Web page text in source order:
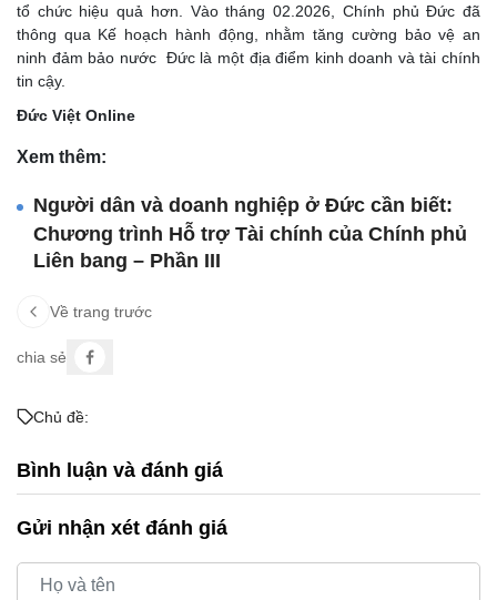
tổ chức hiệu quả hơn. Vào tháng 02.2026, Chính phủ Đức đã
thông qua Kế hoạch hành động, nhằm tăng cường bảo vệ an
ninh đảm bảo nước Đức là một địa điểm kinh doanh và tài chính
tin cậy.
Đức Việt Online
Xem thêm:
Người dân và doanh nghiệp ở Đức cần biết:
Chương trình Hỗ trợ Tài chính của Chính phủ
Liên bang – Phần III
Về trang trước
chia sẻ
Chủ đề:
Bình luận và đánh giá
Gửi nhận xét đánh giá